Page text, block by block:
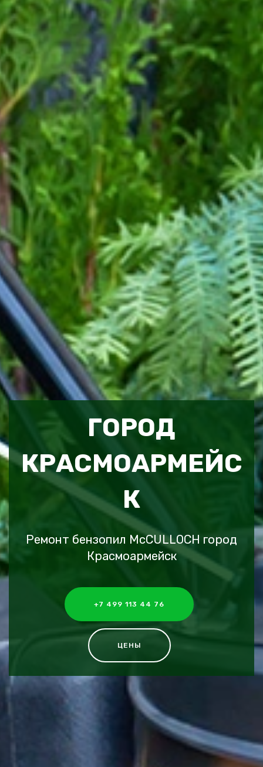
ГОРОД
КРАСМОАРМЕЙС
К
Ремонт бензопил McCULLOCH город
Красмоармейск
+7 499 113 44 76
ЦЕНЫ